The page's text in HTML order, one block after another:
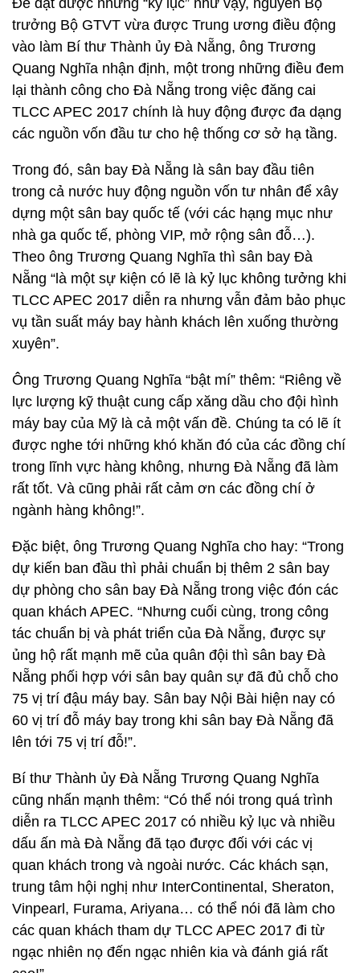
Để đạt được những “kỷ lục” như vậy, nguyên Bộ
trưởng Bộ GTVT vừa được Trung ương điều động
vào làm Bí thư Thành ủy Đà Nẵng, ông Trương
Quang Nghĩa nhận định, một trong những điều đem
lại thành công cho Đà Nẵng trong việc đăng cai
TLCC APEC 2017 chính là huy động được đa dạng
các nguồn vốn đầu tư cho hệ thống cơ sở hạ tầng.
Trong đó, sân bay Đà Nẵng là sân bay đầu tiên
trong cả nước huy động nguồn vốn tư nhân để xây
dựng một sân bay quốc tế (với các hạng mục như
nhà ga quốc tế, phòng VIP, mở rộng sân đỗ…).
Theo ông Trương Quang Nghĩa thì sân bay Đà
Nẵng “là một sự kiện có lẽ là kỷ lục không tưởng khi
TLCC APEC 2017 diễn ra nhưng vẫn đảm bảo phục
vụ tần suất máy bay hành khách lên xuống thường
xuyên”.
Ông Trương Quang Nghĩa “bật mí” thêm: “Riêng về
lực lượng kỹ thuật cung cấp xăng dầu cho đội hình
máy bay của Mỹ là cả một vấn đề. Chúng ta có lẽ ít
được nghe tới những khó khăn đó của các đồng chí
trong lĩnh vực hàng không, nhưng Đà Nẵng đã làm
rất tốt. Và cũng phải rất cảm ơn các đồng chí ở
ngành hàng không!”.
Đặc biệt, ông Trương Quang Nghĩa cho hay: “Trong
dự kiến ban đầu thì phải chuẩn bị thêm 2 sân bay
dự phòng cho sân bay Đà Nẵng trong việc đón các
quan khách APEC. “Nhưng cuối cùng, trong công
tác chuẩn bị và phát triển của Đà Nẵng, được sự
ủng hộ rất mạnh mẽ của quân đội thì sân bay Đà
Nẵng phối hợp với sân bay quân sự đã đủ chỗ cho
75 vị trí đậu máy bay. Sân bay Nội Bài hiện nay có
60 vị trí đỗ máy bay trong khi sân bay Đà Nẵng đã
lên tới 75 vị trí đỗ!”.
Bí thư Thành ủy Đà Nẵng Trương Quang Nghĩa
cũng nhấn mạnh thêm: “Có thể nói trong quá trình
diễn ra TLCC APEC 2017 có nhiều kỷ lục và nhiều
dấu ấn mà Đà Nẵng đã tạo được đối với các vị
quan khách trong và ngoài nước. Các khách sạn,
trung tâm hội nghị như InterContinental, Sheraton,
Vinpearl, Furama, Ariyana… có thể nói đã làm cho
các quan khách tham dự TLCC APEC 2017 đi từ
ngạc nhiên nọ đến ngạc nhiên kia và đánh giá rất